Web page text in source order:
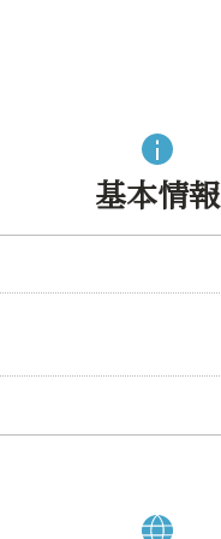
基本情報